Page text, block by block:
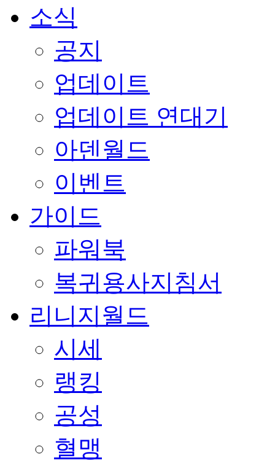
소식
공지
업데이트
업데이트 연대기
아덴월드
이벤트
가이드
파워북
복귀용사지침서
리니지월드
시세
랭킹
공성
혈맹